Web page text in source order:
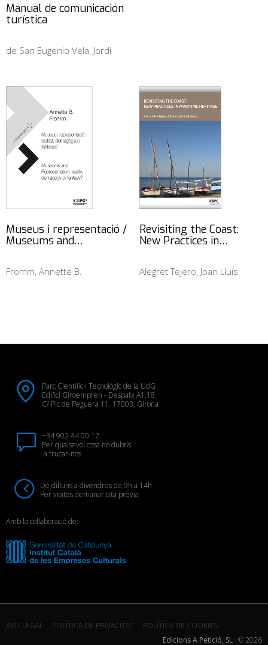
Manual de comunicación
turística
de San Eugenio Vela, Jordi
Museus i representació /
Museums and…
Fromm, Annette B.
Revisiting the Coast:
New Practices in…
Alegret Tejero, Joan Lluís
Parc Científic i Tecnològic de la UdG
Edifici Giroempren - Despatx A1.18.
C/ Pic de Peguera 11. 17003, Girona
+34 902 44 00 12
Per qualsevol cosa no dubtis
a trucar-nos
De dilluns a divendres de 9h a 14h
Per visites demanar cita prèvia
Amb la col·laboració de:
AVÍS LEGAL POLÍTICA DE PRIVACITAT
POLÍTICA DE COOKIES
Edicions A Petició, SL · ©2026